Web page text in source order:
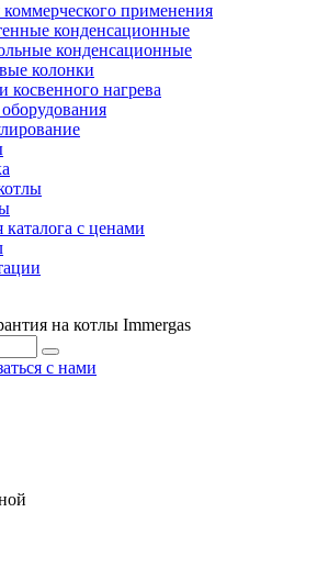
применения
конденсационные
конденсационные
колонки
косвенного нагрева
каталога с ценами
на котлы Immergas
с нами